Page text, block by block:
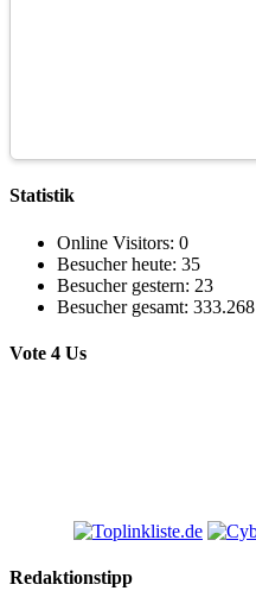
Statistik
Online Visitors: 0
Besucher heute: 35
Besucher gestern: 23
Besucher gesamt: 333.268
Vote 4 Us
Redaktionstipp